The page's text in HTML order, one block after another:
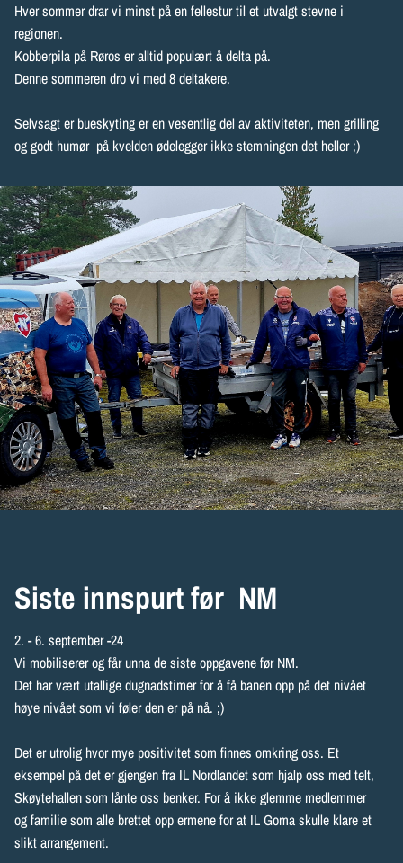
Hver sommer drar vi minst på en fellestur til et utvalgt stevne i
regionen.
Kobberpila på Røros er alltid populært å delta på.
Denne sommeren dro vi med 8 deltakere.
Selvsagt er bueskyting er en vesentlig del av aktiviteten, men grilling
og godt humør på kvelden ødelegger ikke stemningen det heller ;)
Siste innspurt før NM
2. - 6. september -24
Vi mobiliserer og får unna de siste oppgavene før NM.
Det har vært utallige dugnadstimer for å få banen opp på det nivået
høye nivået som vi føler den er på nå. ;)
Det er utrolig hvor mye positivitet som finnes omkring oss. Et
eksempel på det er gjengen fra IL Nordlandet som hjalp oss med telt,
Skøytehallen som lånte oss benker. For å ikke glemme medlemmer
og familie som alle brettet opp ermene for at IL Goma skulle klare et
slikt arrangement.